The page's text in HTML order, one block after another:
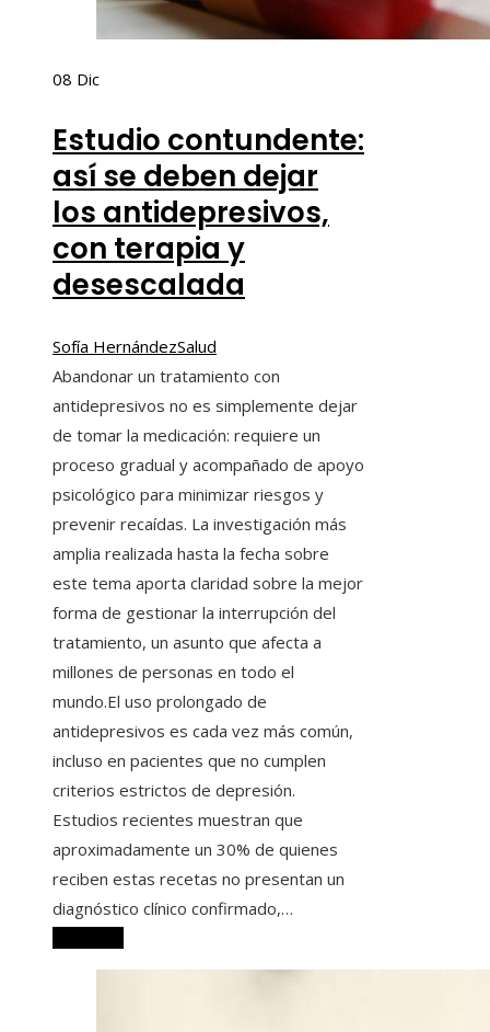
08 Dic
Estudio contundente:
así se deben dejar
los antidepresivos,
con terapia y
desescalada
Sofía HernándezSalud
Abandonar un tratamiento con
antidepresivos no es simplemente dejar
de tomar la medicación: requiere un
proceso gradual y acompañado de apoyo
psicológico para minimizar riesgos y
prevenir recaídas. La investigación más
amplia realizada hasta la fecha sobre
este tema aporta claridad sobre la mejor
forma de gestionar la interrupción del
tratamiento, un asunto que afecta a
millones de personas en todo el
mundo.El uso prolongado de
antidepresivos es cada vez más común,
incluso en pacientes que no cumplen
criterios estrictos de depresión.
Estudios recientes muestran que
aproximadamente un 30% de quienes
reciben estas recetas no presentan un
diagnóstico clínico confirmado,…